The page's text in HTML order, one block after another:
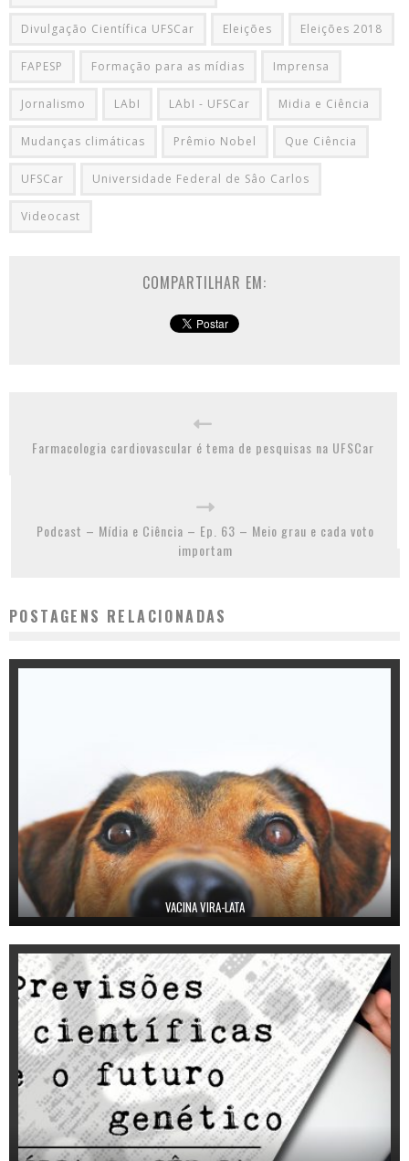
Divulgação Científica UFSCar Eleições Eleições 2018
FAPESP Formação para as mídias Imprensa
Jornalismo LAbI LAbI - UFSCar Midia e Ciência
Mudanças climáticas Prêmio Nobel Que Ciência
UFSCar Universidade Federal de Sâo Carlos
Videocast
COMPARTILHAR EM:
Farmacologia cardiovascular é tema de pesquisas na UFSCar
Podcast – Mídia e Ciência – Ep. 63 – Meio grau e cada voto
importam
POSTAGENS RELACIONADAS
VACINA VIRA-LATA